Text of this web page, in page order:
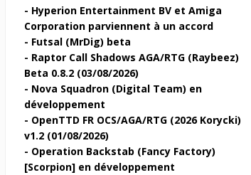
Hyperion Entertainment BV et Amiga
Corporation parviennent à un accord
Futsal (MrDig) beta
Raptor Call Shadows AGA/RTG (Raybeez)
Beta 0.8.2 (03/08/2026)
Nova Squadron (Digital Team) en
développement
OpenTTD FR OCS/AGA/RTG (2026 Korycki)
v1.2 (01/08/2026)
Operation Backstab (Fancy Factory)
[Scorpion] en développement